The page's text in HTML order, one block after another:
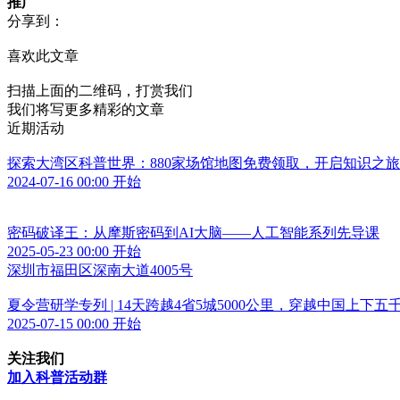
分享到：
喜欢此文章
扫描上面的二维码，打赏我们
我们将写更多精彩的文章
近期活动
探索大湾区科普世界：880家场馆地图免费领取，开启知识之旅
2024-07-16 00:00 开始
密码破译王：从摩斯密码到AI大脑——人工智能系列先导课
2025-05-23 00:00 开始
深圳市福田区深南大道4005号
夏令营研学专列 | 14天跨越4省5城5000公里，穿越中国上下五
2025-07-15 00:00 开始
关注我们
加入科普活动群